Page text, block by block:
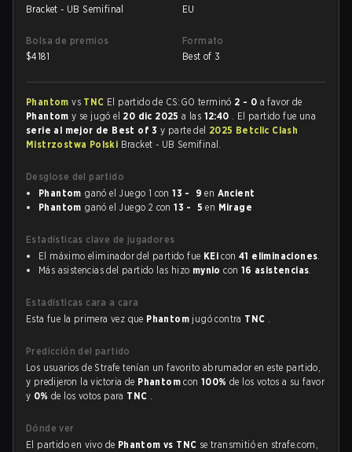
Bracket - UB Semifinal
EU
Bolsa de premios
$4181
Formato
Best of 3
Phantomvs TNC El partido de CS:GO terminó 2 - 0 a favor de
Phantomy se jugó el 20 dic 2025a las 12:40 . El partido fue una
serie al mejor de Best of 3y parte del 2025 Betclic Clash
Mistrzostwa Polski Bracket - UB Semifinal.
Desglose del partido
Phantom ganó el Juego 1 con13 - 9 en Ancient
Phantom ganó el Juego 2 con13 - 5 en Mirage
Estadísticas clave de jugadores
El máximo eliminador del partido fue KEi con41 eliminaciones.
Más asistencias del partido las hizo mynio con 16 asistencias.
Estadísticas cara a cara
Esta fue la primera vez que Phantom jugó contra TNC .
Predicción del partido
Los usuarios de Strafe tenían un favorito abrumador en este partido,
y predijeron la victoria de Phantomcon100%de los votos a su favor
y 0%de los votos para TNC .
Dónde ver
El partido en vivo de Phantom vs TNC se transmitió en strafe.com,